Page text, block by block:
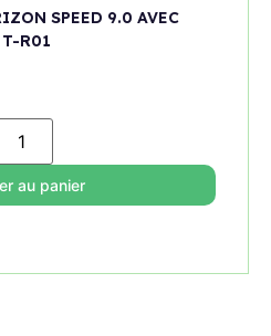
SPEED 9.0 AVEC
R01
au panier